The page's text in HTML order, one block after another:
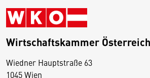
Wirtschaftskammer Österreich
Wiedner Hauptstraße 63
1045 Wien
D